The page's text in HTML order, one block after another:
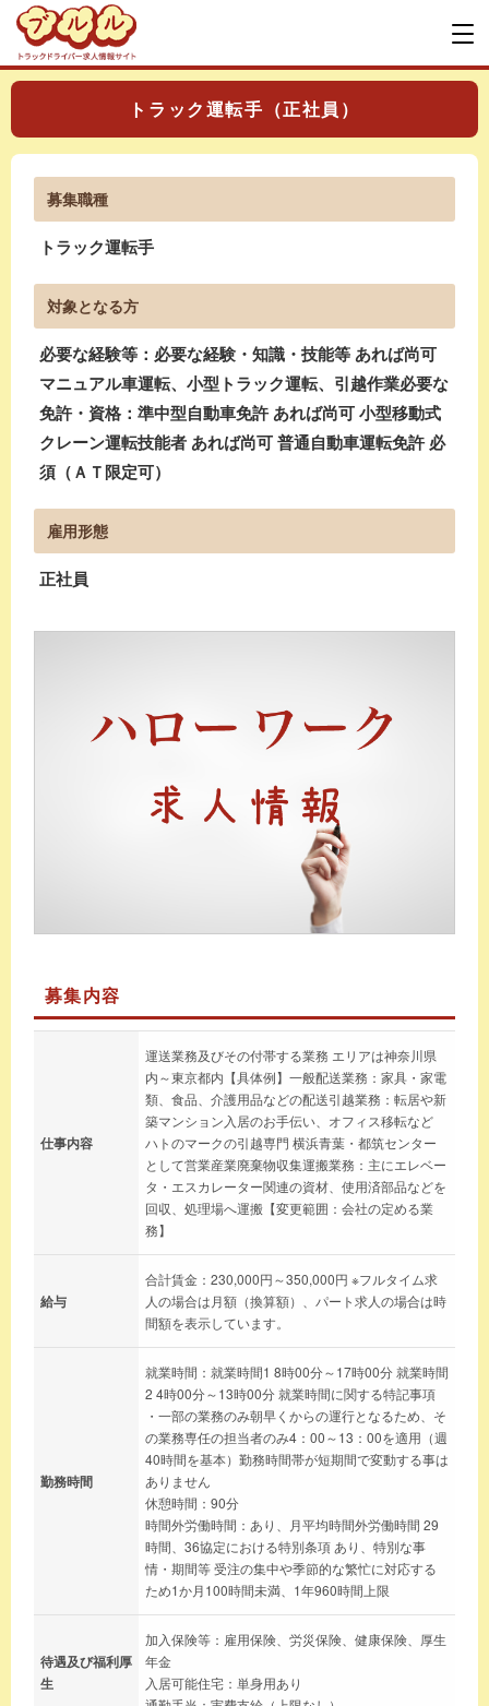
トラック運転手（正社員）
募集職種
トラック運転手
対象となる方
必要な経験等：必要な経験・知識・技能等 あれば尚可
マニュアル車運転、小型トラック運転、引越作業必要な
免許・資格：準中型自動車免許 あれば尚可 小型移動式
クレーン運転技能者 あれば尚可 普通自動車運転免許 必
須（ＡＴ限定可）
雇用形態
正社員
募集内容
仕事内容
運送業務及びその付帯する業務 エリアは神奈川県
内～東京都内【具体例】一般配送業務：家具・家電
類、食品、介護用品などの配送引越業務：転居や新
築マンション入居のお手伝い、オフィス移転など
ハトのマークの引越専門 横浜青葉・都筑センター
として営業産業廃棄物収集運搬業務：主にエレベー
タ・エスカレーター関連の資材、使用済部品などを
回収、処理場へ運搬【変更範囲：会社の定める業
務】
給与
合計賃金：230,000円～350,000円 ※フルタイム求
人の場合は月額（換算額）、パート求人の場合は時
間額を表示しています。
勤務時間
就業時間：就業時間1 8時00分～17時00分 就業時間
2 4時00分～13時00分 就業時間に関する特記事項
・一部の業務のみ朝早くからの運行となるため、そ
の業務専任の担当者のみ4：00～13：00を適用（週
40時間を基本）勤務時間帯が短期間で変動する事は
ありません
休憩時間：90分
時間外労働時間：あり、月平均時間外労働時間 29
時間、36協定における特別条項 あり、特別な事
情・期間等 受注の集中や季節的な繁忙に対応する
ため1か月100時間未満、1年960時間上限
待遇及び福利厚
生
加入保険等：雇用保険、労災保険、健康保険、厚生
年金
入居可能住宅：単身用あり